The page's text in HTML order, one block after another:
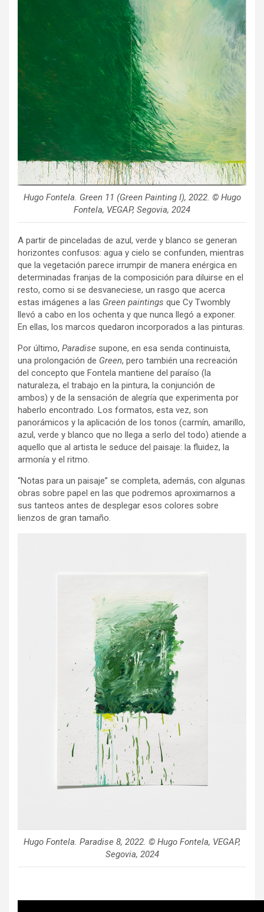
Hugo Fontela. Green 11 (Green Painting I), 2022. © Hugo
Fontela, VEGAP, Segovia, 2024
A partir de pinceladas de azul, verde y blanco se generan
horizontes confusos: agua y cielo se confunden, mientras
que la vegetación parece irrumpir de manera enérgica en
determinadas franjas de la composición para diluirse en el
resto, como si se desvaneciese, un rasgo que acerca
estas imágenes a las Green paintings que Cy Twombly
llevó a cabo en los ochenta y que nunca llegó a exponer.
En ellas, los marcos quedaron incorporados a las pinturas.
Por último, Paradise supone, en esa senda continuista,
una prolongación de Green, pero también una recreación
del concepto que Fontela mantiene del paraíso (la
naturaleza, el trabajo en la pintura, la conjunción de
ambos) y de la sensación de alegría que experimenta por
haberlo encontrado. Los formatos, esta vez, son
panorámicos y la aplicación de los tonos (carmín, amarillo,
azul, verde y blanco que no llega a serlo del todo) atiende a
aquello que al artista le seduce del paisaje: la fluidez, la
armonía y el ritmo.
“Notas para un paisaje” se completa, además, con algunas
obras sobre papel en las que podremos aproximarnos a
sus tanteos antes de desplegar esos colores sobre
lienzos de gran tamaño.
Hugo Fontela. Paradise 8, 2022. © Hugo Fontela, VEGAP,
Segovia, 2024